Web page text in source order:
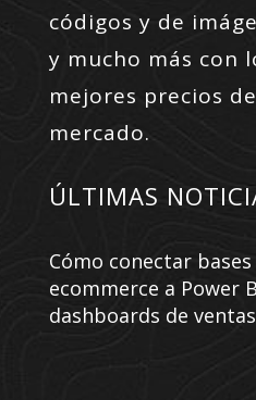
códigos y de
y mucho más con
mejores precios
mercado.
ÚLTIMAS
Cómo conectar
ecommerce a Power
dashboards de ventas